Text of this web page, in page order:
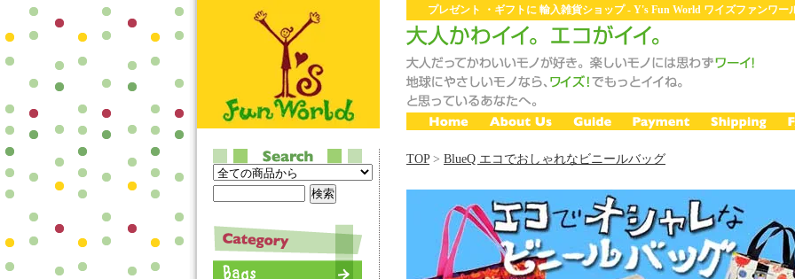
プレゼント ・ギフトに 輸入雑貨ショップ - Y's Fun World ワイズファンワー
TOP> BlueQ エコでおしゃれなビニールバッグ